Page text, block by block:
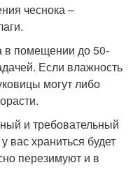
чеснока –
в помещении до 50-
Если влажность
могут либо
и требовательный
вас храниться будет
перезимуют и в